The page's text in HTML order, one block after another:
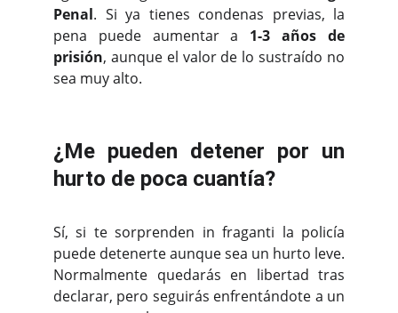
Penal. Si ya tienes condenas previas, la
pena puede aumentar a 1-3 años de
prisión, aunque el valor de lo sustraído no
sea muy alto.
¿Me pueden detener por un
hurto de poca cuantía?
Sí, si te sorprenden in fraganti la policía
puede detenerte aunque sea un hurto leve.
Normalmente quedarás en libertad tras
declarar, pero seguirás enfrentándote a un